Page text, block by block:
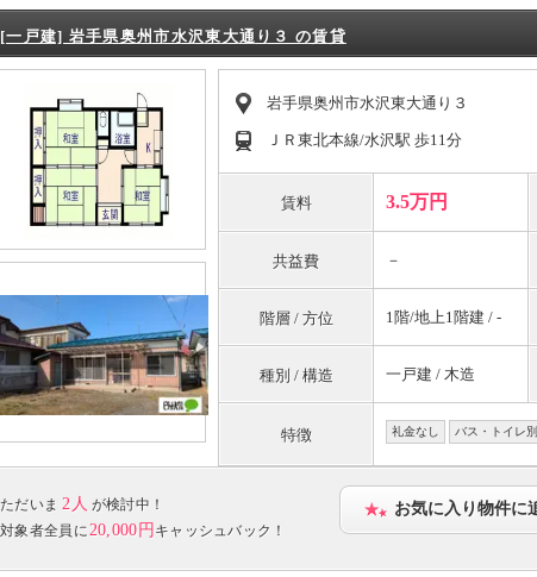
[一戸建] 岩手県奥州市水沢東大通り３ の賃貸
岩手県奥州市水沢東大通り３
ＪＲ東北本線/水沢駅 歩11分
賃料 3.5万円
共益費 －
階層 / 方位 1階/地上1階建 / -
種別 / 構造 一戸建 / 木造
特徴 礼金なし バス・トイレ別
ただいま 2人 が検討中！
対象者全員に20,000円 キャッシュバック！
お気に入り物件に